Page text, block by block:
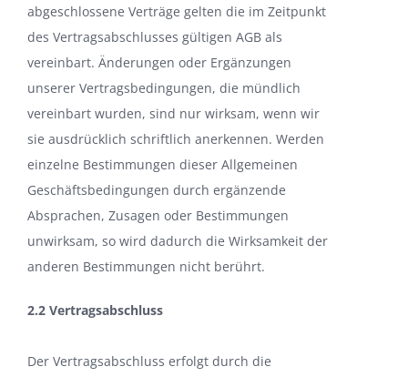
abgeschlossene Verträge gelten die im Zeitpunkt
des Vertragsabschlusses gültigen AGB als
vereinbart. Änderungen oder Ergänzungen
unserer Vertragsbedingungen, die mündlich
vereinbart wurden, sind nur wirksam, wenn wir
sie ausdrücklich schriftlich anerkennen. Werden
einzelne Bestimmungen dieser Allgemeinen
Geschäftsbedingungen durch ergänzende
Absprachen, Zusagen oder Bestimmungen
unwirksam, so wird dadurch die Wirksamkeit der
anderen Bestimmungen nicht berührt.
2.2 Vertragsabschluss
Der Vertragsabschluss erfolgt durch die